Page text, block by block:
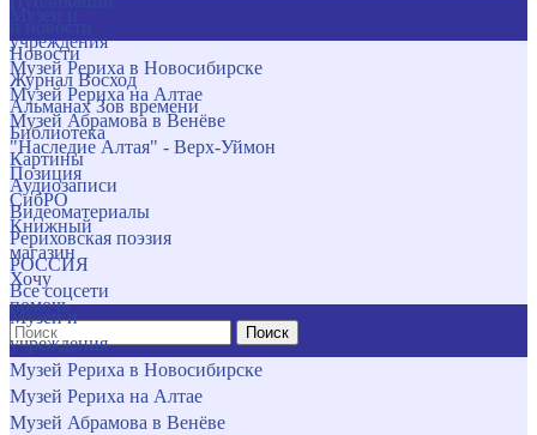
учреждения
Музей Рериха в Новосибирске
Музей Рериха на Алтае
Музей Абрамова в Венёве
"Наследие Алтая" - Верх-Уймон
Позиция
СибРО
Книжный
магазин
Хочу
помочь
Поиск
Новости
Журнал Восход
Альманах Зов времени
Библиотека
Картины
Аудиозаписи
Видеоматериалы
Рериховская поэзия
РОССИЯ
Все соцсети
Музеи и
учреждения
Музей Рериха в Новосибирске
Музей Рериха на Алтае
Музей Абрамова в Венёве